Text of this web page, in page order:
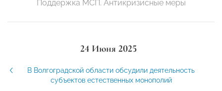
Поддержка МСП. Антикризисные меры
24 Июня 2025
В Волгоградской области обсудили деятельность
субъектов естественных монополий